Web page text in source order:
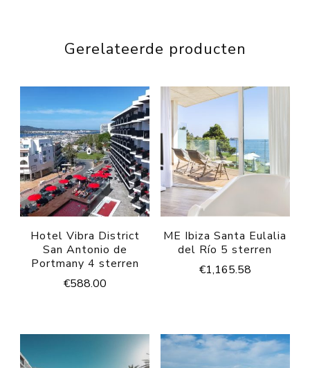
Gerelateerde producten
Hotel Vibra District
San Antonio de
Portmany 4 sterren
€588.00
ME Ibiza Santa Eulalia
del Río 5 sterren
€1,165.58